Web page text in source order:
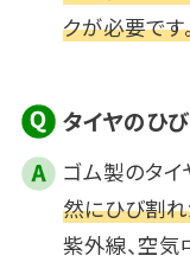
クが必要です
タイヤのひ
ゴム製のタイ
然にひび割
紫外線、空気